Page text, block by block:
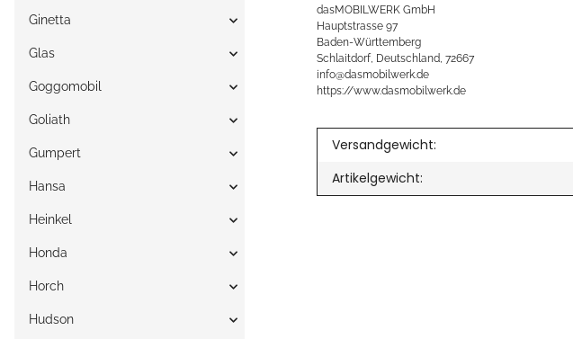
dasMOBILWERK GmbH
Hauptstrasse 97
Baden-Württemberg
Schlaitdorf, Deutschland, 72667
info@dasmobilwerk.de
https://www.dasmobilwerk.de
Versandgewicht:
Artikelgewicht:
Ginetta
Glas
Goggomobil
Goliath
Gumpert
Hansa
Heinkel
Honda
Horch
Hudson